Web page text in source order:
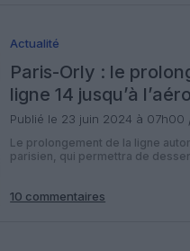
Actualité
Paris-Orly : le
ligne 14 jusqu’à
usagers ce lundi
Publié le 23 juin 2024 à 07h00
Le prolongement de la ligne
parisien, qui permettra de
ouvert aux usagers ce lundi 24
avant les Jeux olympiques de
l’ancien parking P0 de
10 commentaires